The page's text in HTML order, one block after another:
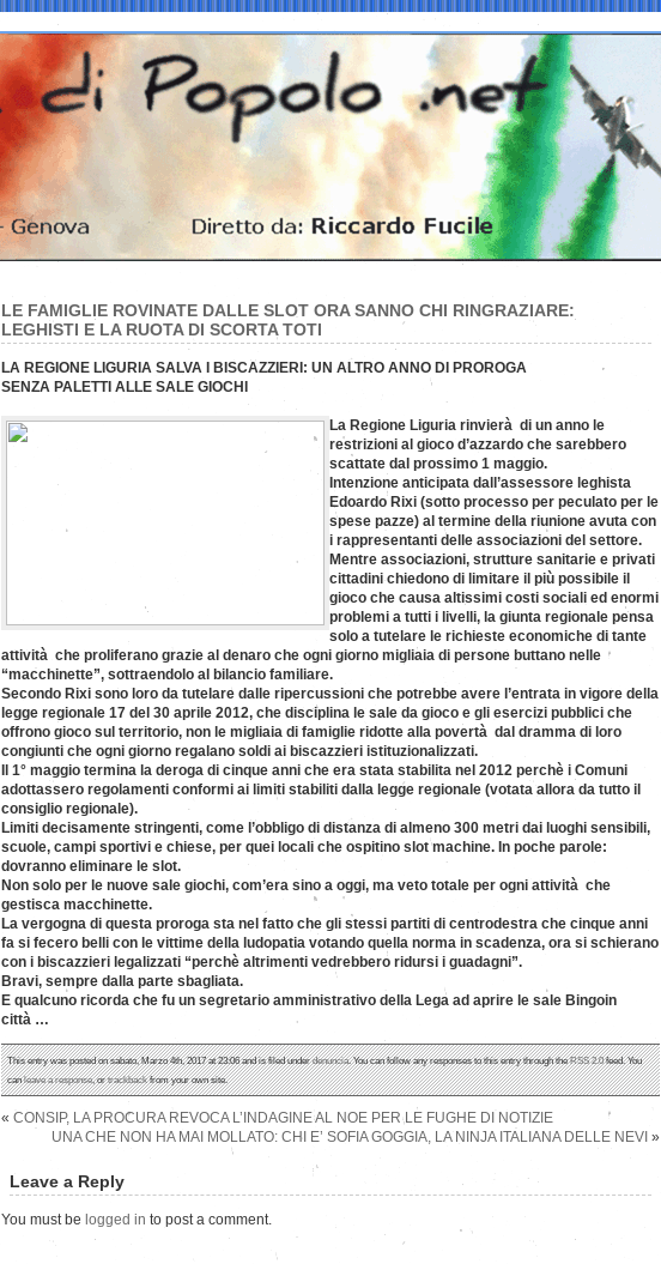
LE FAMIGLIE ROVINATE DALLE SLOT ORA SANNO CHI RINGRAZIARE:
LEGHISTI E LA RUOTA DI SCORTA TOTI
LA REGIONE LIGURIA SALVA I BISCAZZIERI: UN ALTRO ANNO DI PROROGA
SENZA PALETTI ALLE SALE GIOCHI
La Regione Liguria rinvierà di un anno le
restrizioni al gioco d’azzardo che sarebbero
scattate dal prossimo 1 maggio.
Intenzione anticipata dall’assessore leghista
Edoardo Rixi (sotto processo per peculato per le
spese pazze) al termine della riunione avuta con
i rappresentanti delle associazioni del settore.
Mentre associazioni, strutture sanitarie e privati
cittadini chiedono di limitare il più possibile il
gioco che causa altissimi costi sociali ed enormi
problemi a tutti i livelli, la giunta regionale pensa
solo a tutelare le richieste economiche di tante
attività che proliferano grazie al denaro che ogni giorno migliaia di persone buttano nelle
“macchinette”, sottraendolo al bilancio familiare.
Secondo Rixi sono loro da tutelare dalle ripercussioni che potrebbe avere l’entrata in vigore della
legge regionale 17 del 30 aprile 2012, che disciplina le sale da gioco e gli esercizi pubblici che
offrono gioco sul territorio, non le migliaia di famiglie ridotte alla povertà dal dramma di loro
congiunti che ogni giorno regalano soldi ai biscazzieri istituzionalizzati.
Il 1° maggio termina la deroga di cinque anni che era stata stabilita nel 2012 perchè i Comuni
adottassero regolamenti conformi ai limiti stabiliti dalla legge regionale (votata allora da tutto il
consiglio regionale).
Limiti decisamente stringenti, come l’obbligo di distanza di almeno 300 metri dai luoghi sensibili,
scuole, campi sportivi e chiese, per quei locali che ospitino slot machine. In poche parole:
dovranno eliminare le slot.
Non solo per le nuove sale giochi, com’era sino a oggi, ma veto totale per ogni attività che
gestisca macchinette.
La vergogna di questa proroga sta nel fatto che gli stessi partiti di centrodestra che cinque anni
fa si fecero belli con le vittime della ludopatia votando quella norma in scadenza, ora si schierano
con i biscazzieri legalizzati “perchè altrimenti vedrebbero ridursi i guadagni”.
Bravi, sempre dalla parte sbagliata.
E qualcuno ricorda che fu un segretario amministrativo della Lega ad aprire le sale Bingoin
città …
This entry was posted on sabato, Marzo 4th, 2017 at 23:06 and is filed underdenuncia. You can follow any responses to this entry through theRSS 2.0feed. You
canleave a response, ortrackbackfrom your own site.
« CONSIP, LA PROCURA REVOCA L’INDAGINE AL NOE PER LE FUGHE DI NOTIZIE
UNA CHE NON HA MAI MOLLATO: CHI E’ SOFIA GOGGIA, LA NINJA ITALIANA DELLE NEVI »
Leave a Reply
You must be logged in to post a comment.